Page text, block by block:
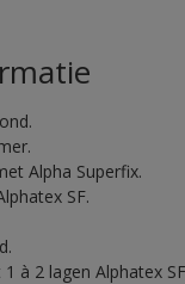
Alpha Superfix.
SF.
à 2 lagen Alphatex